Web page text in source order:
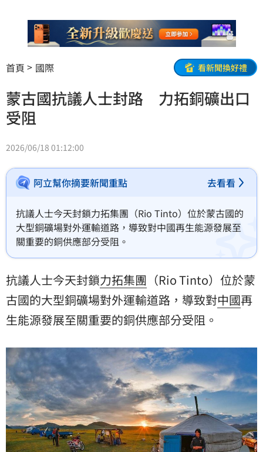
首頁 國際 看新聞換好禮
蒙古國抗議人士封路 力拓銅礦出口
受阻
2026/06/18 01:12:00
阿立幫你摘要新聞重點 去看看
抗議人士今天封鎖力拓集團（Rio Tinto）位於蒙古國的
大型銅礦場對外運輸道路，導致對中國再生能源發展至
關重要的銅供應部分受阻。
抗議人士今天封鎖力拓集團 （Rio Tinto）位於蒙
古國的大型銅礦場對外運輸道路，導致對中國再
生能源發展至關重要的銅供應部分受阻。